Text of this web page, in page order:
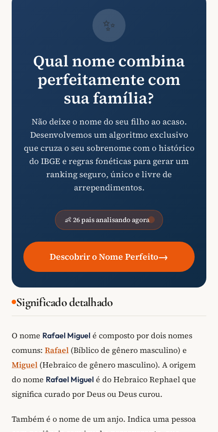
✨
Qual nome combina
perfeitamente com
sua família?
Não deixe o nome do seu filho ao acaso.
Desenvolvemos um algoritmo exclusivo
que cruza o seu sobrenome com o histórico
do IBGE e regras fonéticas para gerar um
ranking seguro, único e livre de
arrependimentos.
👶 26 pais analisando agora
Descobrir o Nome Perfeito→
Significado detalhado
O nome Rafael Miguel é composto por dois nomes
comuns: Rafael (Bíblico de gênero masculino) e
Miguel (Hebraico de gênero masculino). A origem
do nome Rafael Miguel é do Hebraico Rephael que
significa curado por Deus ou Deus curou.
Também é o nome de um anjo. Indica uma pessoa